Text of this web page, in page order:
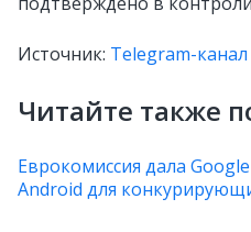
Источник: Telegram-
Читайте также
Еврокомиссия дала
Android для